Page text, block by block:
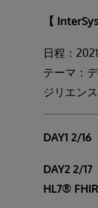
【
日程：
テーマ：
ジリエンス
DAY1 2/16
DAY2
HL7®